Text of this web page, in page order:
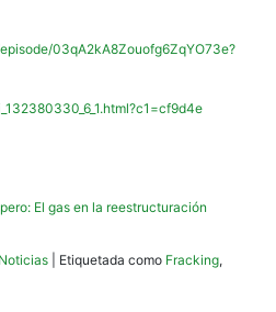
03qA2kA8Zouofg6ZqYO73e?
El gas en la reestructuración
Noticias Etiquetada como Fracking,